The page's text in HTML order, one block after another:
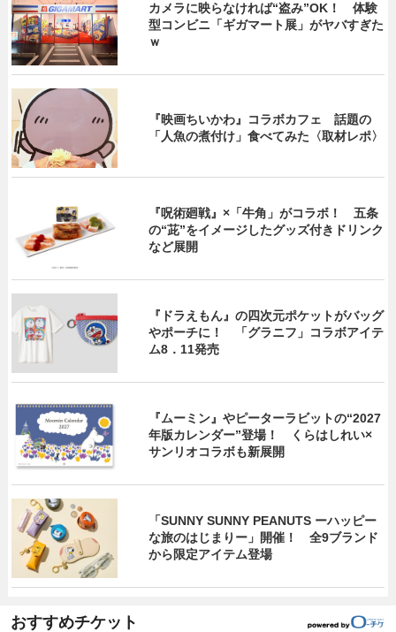
カメラに映らなければ“盗み”OK！ 体験
型コンビニ「ギガマート展」がヤバすぎた
ｗ
『映画ちいかわ』コラボカフェ 話題の
「人魚の煮付け」食べてみた〈取材レポ〉
『呪術廻戦』×「牛角」がコラボ！ 五条
の“茈”をイメージしたグッズ付きドリンク
など展開
『ドラえもん』の四次元ポケットがバッグ
やポーチに！ 「グラニフ」コラボアイテ
ム8．11発売
『ムーミン』やピーターラビットの“2027
年版カレンダー”登場！ くらはしれい×
サンリオコラボも新展開
「SUNNY SUNNY PEANUTS ーハッピー
な旅のはじまりー」開催！ 全9ブランド
から限定アイテム登場
おすすめチケット